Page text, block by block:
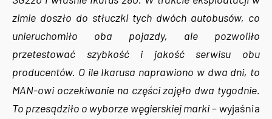
zimie doszło do stłuczki tych dwóch autobusów, co
unieruchomiło oba pojazdy, ale pozwoliło
przetestować szybkość i jakość serwisu obu
producentów. O ile Ikarusa naprawiono w dwa dni, to
MAN-owi oczekiwanie na części zajęło dwa tygodnie.
To przesądziło o wyborze węgierskiej marki– wyjaśnia